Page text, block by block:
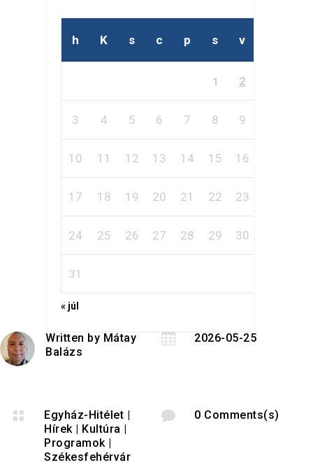
h K s c p s v
1 2
3 4 5 6 7 8 9
10 11 12 13 14 15 16
17 18 19 20 21 22 23
24 25 26 27 28 29 30
31
« júl
Written by Mátay
Balázs
 2026-05-25
 Egyház-Hitélet |
Hírek| Kultúra |
Programok|
Székesfehérvár
 0 Comments(s)